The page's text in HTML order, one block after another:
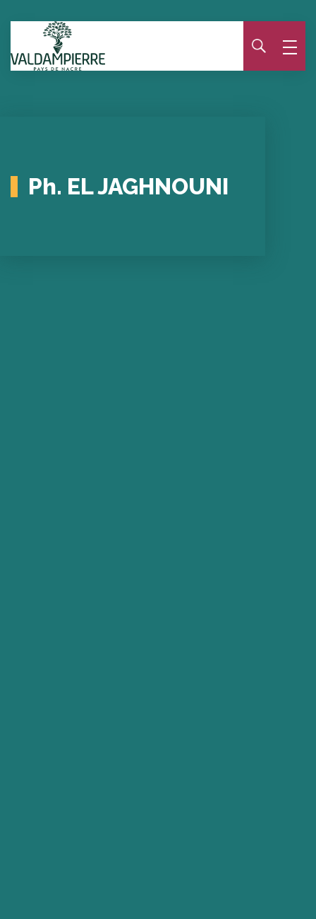
Ph. EL JAGHNOUNI